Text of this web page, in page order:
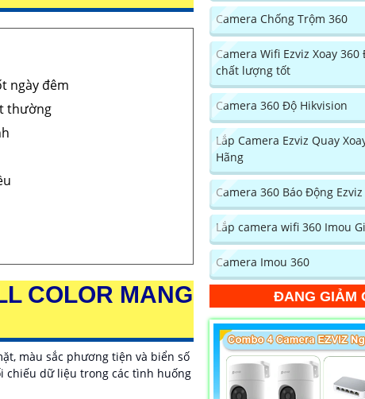
ngày đêm
thường
COLOR MANG
màu sắc phương tiện và biển số
chiếu dữ liệu trong các tình huống
Camera Chống Trộm 360
Camera Wifi Ezviz Xoay
chất lượng tốt
Camera 360 Độ Hikvision
Lắp Camera Ezviz Quay
Hãng
Camera 360 Báo Động Ezviz
Lắp camera wifi 360 Imou
Camera Imou 360
ĐANG GIẢM